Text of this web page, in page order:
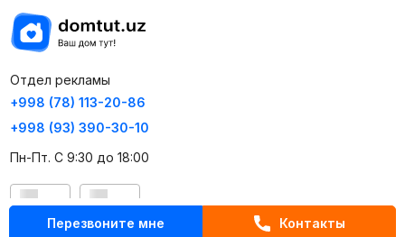
Перезвоните мне Контакты
Отдел рекламы
+998 (78) 113-20-86
+998 (93) 390-30-10
Пн-Пт. С 9:30 до 18:00
RU UZ